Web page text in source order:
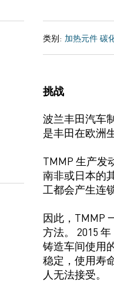
类别: 加热元件 碳
挑战
波兰丰田汽车
是丰田在欧洲
TMMP 生产发
南非或日本的
工都会产生连
因此，TMMP
方法。 2015 年
铸造车间使用
稳定，使用寿
人无法接受。